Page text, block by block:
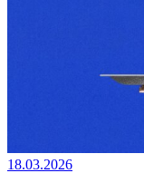
18.03.2026